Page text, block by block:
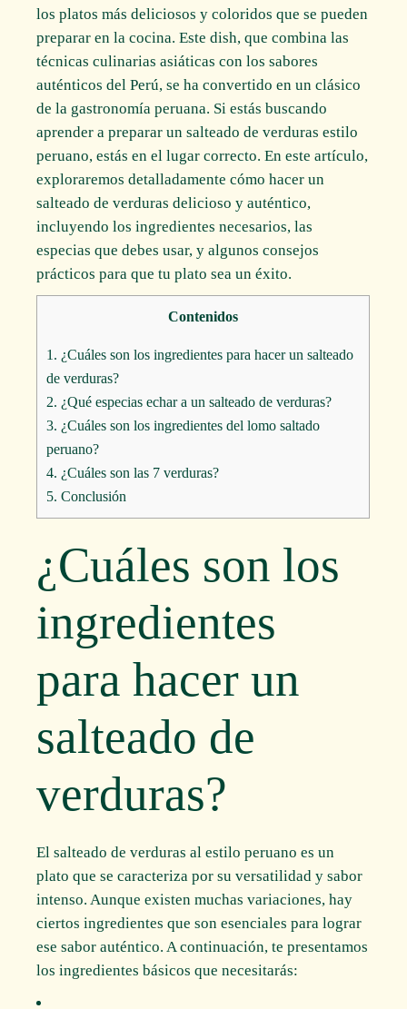
los platos más deliciosos y coloridos que se pueden
preparar en la cocina. Este dish, que combina las
técnicas culinarias asiáticas con los sabores
auténticos del Perú, se ha convertido en un clásico
de la gastronomía peruana. Si estás buscando
aprender a preparar un salteado de verduras estilo
peruano, estás en el lugar correcto. En este artículo,
exploraremos detalladamente cómo hacer un
salteado de verduras delicioso y auténtico,
incluyendo los ingredientes necesarios, las
especias que debes usar, y algunos consejos
prácticos para que tu plato sea un éxito.
Contenidos
1. ¿Cuáles son los ingredientes para hacer un salteado
de verduras?
2. ¿Qué especias echar a un salteado de verduras?
3. ¿Cuáles son los ingredientes del lomo saltado
peruano?
4. ¿Cuáles son las 7 verduras?
5. Conclusión
¿Cuáles son los
ingredientes
para hacer un
salteado de
verduras?
El salteado de verduras al estilo peruano es un
plato que se caracteriza por su versatilidad y sabor
intenso. Aunque existen muchas variaciones, hay
ciertos ingredientes que son esenciales para lograr
ese sabor auténtico. A continuación, te presentamos
los ingredientes básicos que necesitarás: